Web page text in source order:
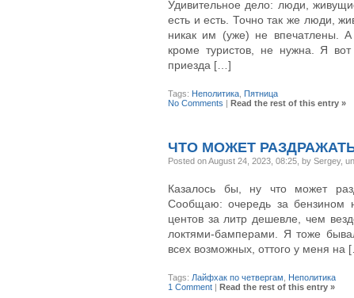
Удивительное дело: люди,
есть и есть. Точно так же люди,
никак им (уже) не впечатлены.
кроме туристов, не нужна. Я
приезда […]
Tags: Неполитика Пятница
No Comments | Read the rest of this entry »
ЧТО МОЖЕТ
Posted on August 24, 2023, 08:25, by Sergey,
Казалось бы, ну что может
Сообщаю: очередь за бензином
центов за литр дешевле, чем
локтями-бамперами. Я тоже
всех возможных, оттого у меня на
Tags: Лайфхак по четвергам
Неполитика
1 Comment | Read the rest of this entry »